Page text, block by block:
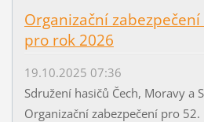
Organizační
pro rok 2026
19.10.2025 07:36
Sdružení hasičů Čech, Moravy a
Organizační zabezpečení pro